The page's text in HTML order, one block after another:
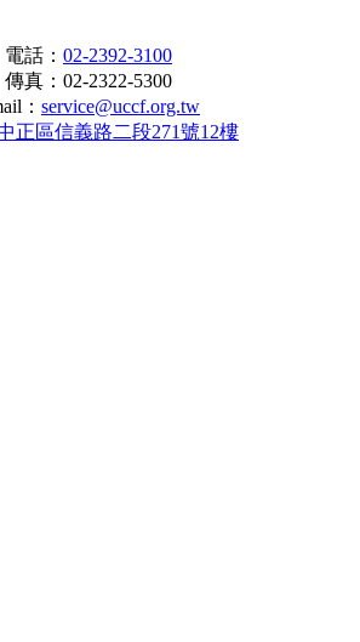
電話： 02-2392-3100
傳真：02-2322-5300
： service@uccf.org.tw
正區信義路二段271號12樓